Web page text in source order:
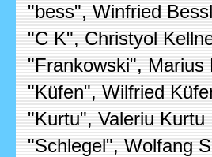
"bess", Winfried
"C K", Christyol
"Frankowski", Marius
"Küfen", Wilfried
"Kurtu", Valeriu Kurtu
"Schlegel", Wolfang